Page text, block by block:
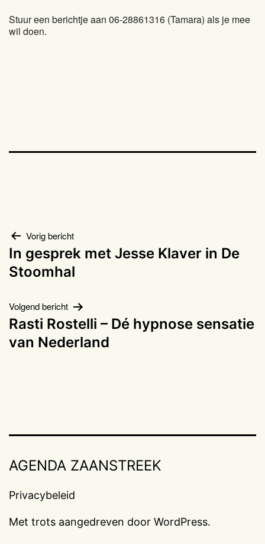
Stuur een berichtje aan 06-28861316 (Tamara) als je mee
wil doen.
Bericht
navigatie
Vorig bericht
In gesprek met Jesse Klaver in De
Stoomhal
Volgend bericht
Rasti Rostelli – Dé hypnose sensatie
van Nederland
AGENDA ZAANSTREEK
Privacybeleid
Met trots aangedreven door WordPress.